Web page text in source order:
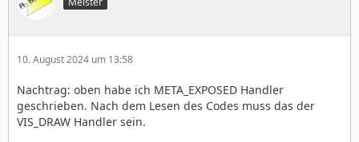
10. August 2024 um 13:58
Nachtrag: oben habe ich META_EXPOSED Handler
geschrieben. Nach dem Lesen des Codes muss das der
VIS_DRAW Handler sein.